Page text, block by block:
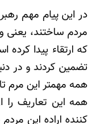
در این پیام مهم
مردم ساختند، یعنی
که ارتقاء پیدا
تضمین کردند و در
همه مهمتر این مرم
همه این تعاریف را
کننده اراده این